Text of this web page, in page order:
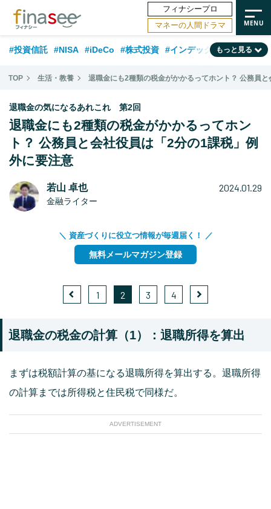
フィナシープロ
マネーの人間ドラマ
#投資信託 #NISA #iDeCo #株式投資 #インデックスファンド
#相談事例 #相続・贈与 #FP #新NISA #ランキング #トレンド
#資産運用業界 #老後 #海外事情 #積立投資
#フィナンシャル・ウェルビーイング #データ・調査 #国内株式型
#60代
もっと見る
TOP 生活・教養 退職金にも2種類の税金がかかるってホント？ 公務員
退職金の気になるあれこれ 第2回
退職金にも2種類の税金がかかるってホン
ト？ 公務員と会社役員は「2分の1課税」例
外に要注意
若山 卓也
金融ライター
2024.01.29
＼ 資産づくりに役立つ情報が毎週届く！ ／
無料メールマガジン登録
1 2 3 4
退職金の税金の計算（1）：退職所得を算出
まずは税額計算の基になる退職所得を算出する。退職所得
の計算までは所得税と住民税で同様だ。
ADVERTISEMENT